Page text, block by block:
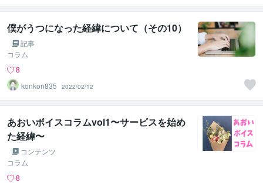
僕がうつになった経緯について（その10）
記事
コラム
8
konkon835
2022/02/12
あおいボイスコラムvol1〜サービスを始め
た経緯〜
コンテンツ
コラム
8